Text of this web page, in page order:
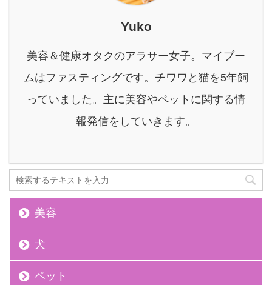
るの？」と疑問に感じる
う。 本記事では、酵素風
がるのか、科学的なメカ
ニズムから、実際に目標
ルな体験談、そして成功
の秘訣までを徹底的に解
Yuko
美容＆健康オタクのアラサー女子。マイブー
ムはファスティングです。チワワと猫を5年飼
っていました。主に美容やペットに関する情
報発信をしていきます。
美容
犬
ペット